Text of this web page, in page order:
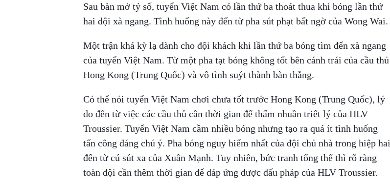
Sau bàn mở tỷ số, tuyển Việt Nam có lần thứ ba thoát thua khi bóng lần thứ
hai dội xà ngang. Tình huống này đến từ pha sút phạt bất ngờ của Wong Wai.
Một trận khá kỳ lạ dành cho đội khách khi lần thứ ba bóng tìm đến xà ngang
của tuyển Việt Nam. Từ một pha tạt bóng không tốt bên cánh trái của cầu thủ
Hong Kong (Trung Quốc) và vô tình suýt thành bàn thắng.
Có thể nói tuyển Việt Nam chơi chưa tốt trước Hong Kong (Trung Quốc), lý
do đến từ việc các cầu thủ cần thời gian để thấm nhuần triết lý của HLV
Troussier. Tuyển Việt Nam cầm nhiều bóng nhưng tạo ra quá ít tình huống
tấn công đáng chú ý. Pha bóng nguy hiểm nhất của đội chủ nhà trong hiệp hai
đến từ cú sút xa của Xuân Mạnh. Tuy nhiên, bức tranh tổng thể thì rõ ràng
toàn đội cần thêm thời gian để đáp ứng được đấu pháp của HLV Troussier.